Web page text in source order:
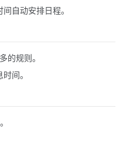
自动安排日程。
的规则。
间。